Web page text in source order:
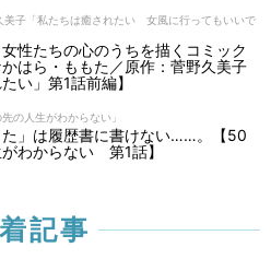
美子「私たちは癒されたい 女風に行ってもいいで
性たちの心のうちを描くコミック
はら・ももた／原作：菅野久美子
い」第1話前編】
の人生がわからない」
た」は履歴書に書けない……。【50
わからない 第1話】
記事